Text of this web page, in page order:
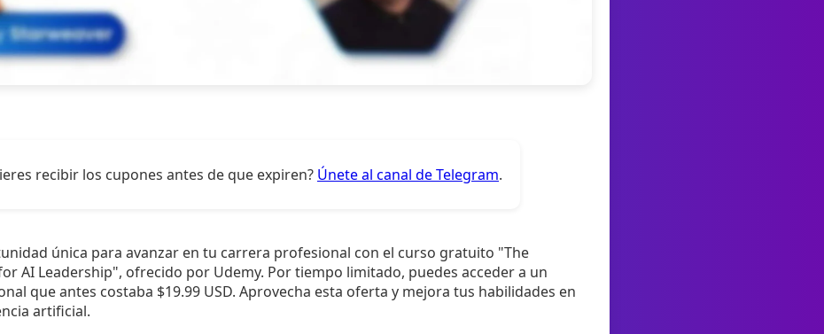
recibir los cupones antes de que expiren? Únete al canal de Telegram.
única para avanzar en tu carrera profesional con el curso gratuito "The
AI Leadership", ofrecido por Udemy. Por tiempo limitado, puedes acceder a un
que antes costaba $19.99 USD. Aprovecha esta oferta y mejora tus habilidades en
artificial.